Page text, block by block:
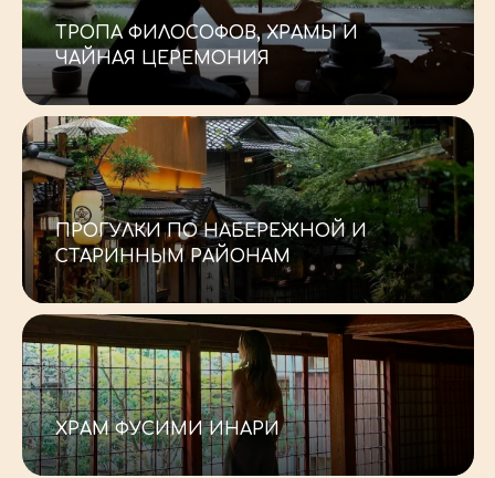
ТРОПА ФИЛОСОФОВ, ХРАМЫ И
ЧАЙНАЯ ЦЕРЕМОНИЯ
_
ПРОГУЛКИ ПО НАБЕРЕЖНОЙ И
СТАРИННЫМ РАЙОНАМ
-
ХРАМ ФУСИМИ ИНАРИ
РАСПИСАНИЕ